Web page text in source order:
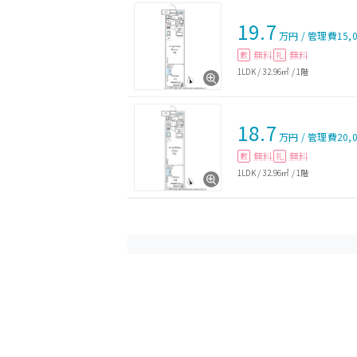
19.7 万円 /管理費
敷 無料 礼 無料
1LDK/32.96㎡ / 1階
18.7 万円 /管理費
敷 無料 礼 無料
1LDK/32.96㎡ / 1階